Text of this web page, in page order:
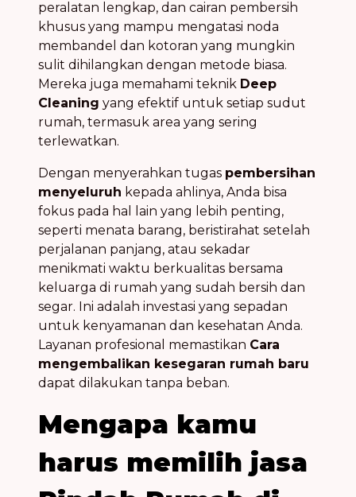
peralatan lengkap, dan cairan pembersih
khusus yang mampu mengatasi noda
membandel dan kotoran yang mungkin
sulit dihilangkan dengan metode biasa.
Mereka juga memahami teknik Deep
Cleaning yang efektif untuk setiap sudut
rumah, termasuk area yang sering
terlewatkan.
Dengan menyerahkan tugas pembersihan
menyeluruh kepada ahlinya, Anda bisa
fokus pada hal lain yang lebih penting,
seperti menata barang, beristirahat setelah
perjalanan panjang, atau sekadar
menikmati waktu berkualitas bersama
keluarga di rumah yang sudah bersih dan
segar. Ini adalah investasi yang sepadan
untuk kenyamanan dan kesehatan Anda.
Layanan profesional memastikan Cara
mengembalikan kesegaran rumah baru
dapat dilakukan tanpa beban.
Mengapa kamu
harus memilih jasa